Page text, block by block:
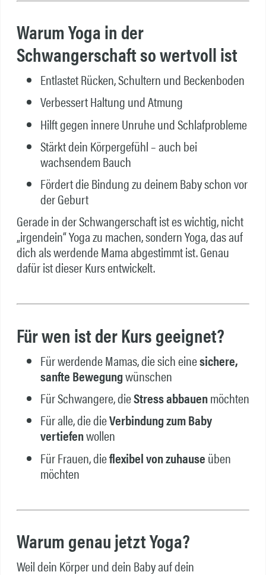
Warum Yoga in der
Schwangerschaft so wertvoll ist
Entlastet Rücken, Schultern und Beckenboden
Verbessert Haltung und Atmung
Hilft gegen innere Unruhe und Schlafprobleme
Stärkt dein Körpergefühl – auch bei
wachsendem Bauch
Fördert die Bindung zu deinem Baby schon vor
der Geburt
Gerade in der Schwangerschaft ist es wichtig, nicht
„irgendein“ Yoga zu machen, sondern Yoga, das auf
dich als werdende Mama abgestimmt ist. Genau
dafür ist dieser Kurs entwickelt.
Für wen ist der Kurs geeignet?
Für werdende Mamas, die sich einesichere,
sanfte Bewegungwünschen
Für Schwangere, dieStress abbauenmöchten
Für alle, die dieVerbindung zum Baby
vertiefenwollen
Für Frauen, dieflexibel von zuhauseüben
möchten
Warum genau jetzt Yoga?
Weil dein Körper und dein Baby auf dein